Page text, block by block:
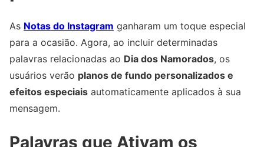
As Notas do Instagram ganharam um toque especial
para a ocasião. Agora, ao incluir determinadas
palavras relacionadas ao Dia dos Namorados, os
usuários verão planos de fundo personalizados e
efeitos especiais automaticamente aplicados à sua
mensagem.
Palavras que Ativam os